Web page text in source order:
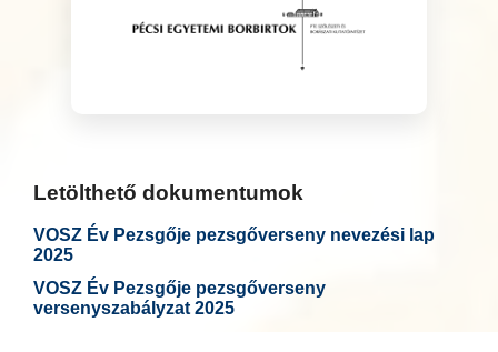
Letölthető dokumentumok
VOSZ Év Pezsgője pezsgőverseny nevezési lap
2025
VOSZ Év Pezsgője pezsgőverseny
versenyszabályzat 2025